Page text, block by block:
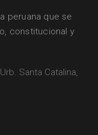
peruana que se
constitucional y
Santa Catalina,